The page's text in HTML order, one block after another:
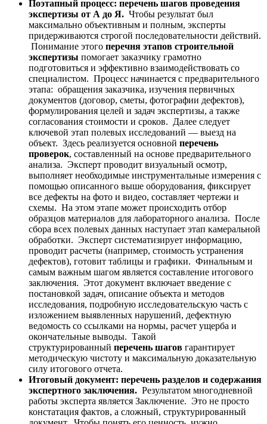
Поэтапный процесс: перечень шагов проведения
экспертизы от А до Я. Чтобы результат был
максимально объективным и полным, эксперты
придерживаются строгой последовательности действий.
Понимание этого перечня этапов строительной
экспертизы помогает заказчику грамотно
подготовиться и эффективно взаимодействовать со
специалистом. Процесс начинается с предварительного
этапа: обращения заказчика, изучения первичных
документов (договор, сметы, фотографии дефектов),
формулирования целей и задач экспертизы, а также
согласования стоимости и сроков. Далее следует
ключевой этап полевых исследований — выезд на
объект. Здесь реализуется основной перечень
проверок, составленный на основе предварительного
анализа. Эксперт проводит визуальный осмотр,
выполняет необходимые инструментальные измерения с
помощью описанного выше оборудования, фиксирует
все дефекты на фото и видео, составляет чертежи и
схемы. На этом этапе может происходить отбор
образцов материалов для лабораторного анализа. После
сбора всех полевых данных наступает этап камеральной
обработки. Эксперт систематизирует информацию,
проводит расчеты (например, стоимость устранения
дефектов), готовит таблицы и графики. Финальным и
самым важным шагом является составление итогового
заключения. Этот документ включает введение с
постановкой задач, описание объекта и методов
исследования, подробную исследовательскую часть с
изложением выявленных нарушений, дефектную
ведомость со ссылками на нормы, расчет ущерба и
окончательные выводы. Такой
структурированный перечень шагов гарантирует
методическую чистоту и максимальную доказательную
силу итогового отчета.
Итоговый документ: перечень разделов и содержания
экспертного заключения. Результатом многодневной
работы эксперта является Заключение. Это не просто
констатация фактов, а сложный, структурированный